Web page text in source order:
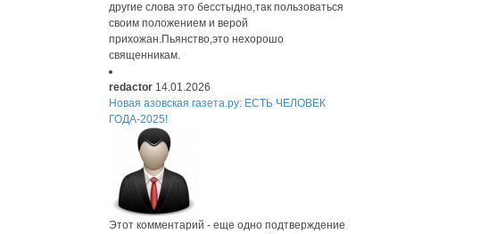
другие слова это бесстыдно,так пользоваться
своим положением и верой
прихожан.Пьянство,это нехорошо
священникам.
redactor 14.01.2026
Новая азовская газета.ру: ЕСТЬ ЧЕЛОВЕК
ГОДА-2025!
Этот комментарий - еще одно подтверждение